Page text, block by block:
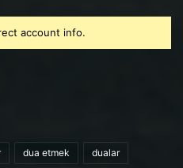
account info.
dua etmek dualar